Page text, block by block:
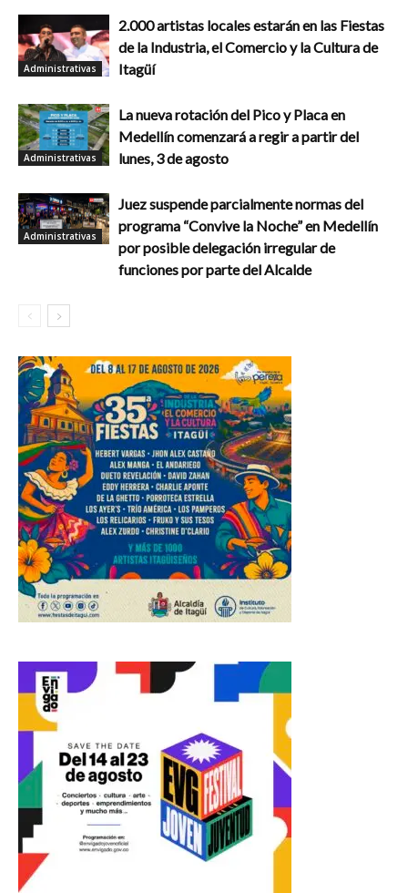
Administrativas
2.000 artistas locales estarán en las Fiestas
de la Industria, el Comercio y la Cultura de
Itagüí
Administrativas
La nueva rotación del Pico y Placa en
Medellín comenzará a regir a partir del
lunes, 3 de agosto
Administrativas
Juez suspende parcialmente normas del
programa “Convive la Noche” en Medellín
por posible delegación irregular de
funciones por parte del Alcalde